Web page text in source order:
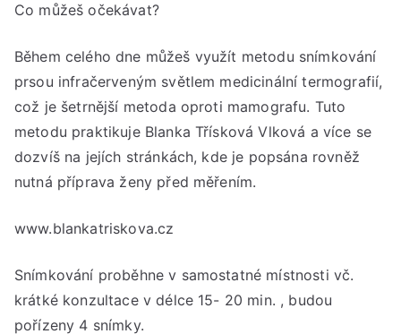
Co můžeš očekávat?
Během celého dne můžeš využít metodu snímkování
prsou infračerveným světlem medicinální termografií,
což je šetrnější metoda oproti mamografu. Tuto
metodu praktikuje Blanka Třísková Vlková a více se
dozvíš na jejích stránkách, kde je popsána rovněž
nutná příprava ženy před měřením.
www.blankatriskova.cz
Snímkování proběhne v samostatné místnosti vč.
krátké konzultace v délce 15- 20 min. , budou
pořízeny 4 snímky.